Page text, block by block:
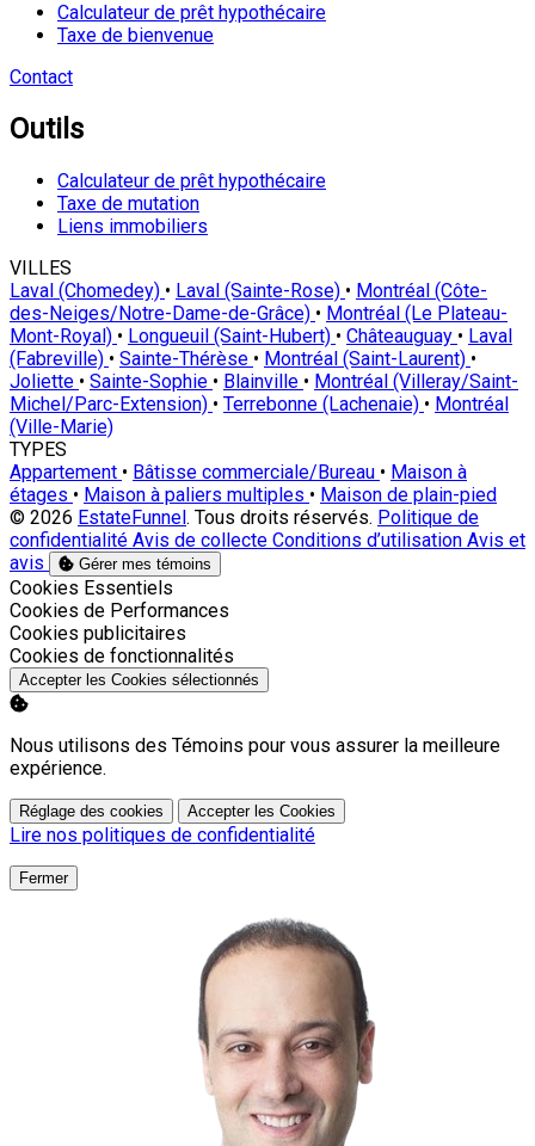
Calculateur de prêt hypothécaire
Taxe de bienvenue
Contact
Outils
Calculateur de prêt hypothécaire
Taxe de mutation
Liens immobiliers
VILLES
Laval (Chomedey) • Laval (Sainte-Rose) • Montréal (Côte-
des-Neiges/Notre-Dame-de-Grâce) • Montréal (Le Plateau-
Mont-Royal) • Longueuil (Saint-Hubert) • Châteauguay • Laval
(Fabreville) • Sainte-Thérèse • Montréal (Saint-Laurent) •
Joliette • Sainte-Sophie • Blainville • Montréal (Villeray/Saint-
Michel/Parc-Extension) • Terrebonne (Lachenaie) • Montréal
(Ville-Marie)
TYPES
Appartement • Bâtisse commerciale/Bureau • Maison à
étages • Maison à paliers multiples • Maison de plain-pied
© 2026 EstateFunnel. Tous droits réservés. Politique de
confidentialité Avis de collecte Conditions d’utilisation Avis et
avis
Gérer mes témoins
Activer
Cookies Essentiels
Activer
Cookies de Performances
Activer
Cookies publicitaires
Activer
Cookies de fonctionnalités
Accepter les Cookies sélectionnés
Nous utilisons des Témoins pour vous assurer la meilleure
expérience.
Réglage des cookies Accepter les Cookies
Lire nos politiques de confidentialité
Fermer